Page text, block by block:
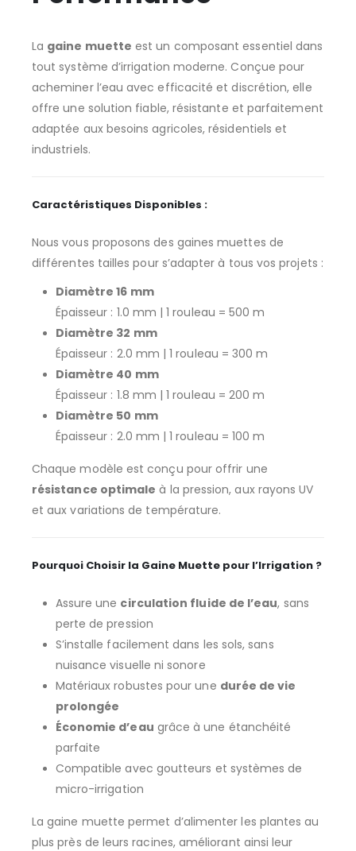
La gaine muette est un composant essentiel dans
tout système d’irrigation moderne. Conçue pour
acheminer l’eau avec efficacité et discrétion, elle
offre une solution fiable, résistante et parfaitement
adaptée aux besoins agricoles, résidentiels et
industriels.
Caractéristiques Disponibles :
Nous vous proposons des gaines muettes de
différentes tailles pour s’adapter à tous vos projets :
Diamètre 16 mm
Épaisseur : 1.0 mm | 1 rouleau = 500 m
Diamètre 32 mm
Épaisseur : 2.0 mm | 1 rouleau = 300 m
Diamètre 40 mm
Épaisseur : 1.8 mm | 1 rouleau = 200 m
Diamètre 50 mm
Épaisseur : 2.0 mm | 1 rouleau = 100 m
Chaque modèle est conçu pour offrir une
résistance optimale à la pression, aux rayons UV
et aux variations de température.
Pourquoi Choisir la Gaine Muette pour l’Irrigation ?
Assure une circulation fluide de l’eau, sans
perte de pression
S’installe facilement dans les sols, sans
nuisance visuelle ni sonore
Matériaux robustes pour une durée de vie
prolongée
Économie d’eau grâce à une étanchéité
parfaite
Compatible avec goutteurs et systèmes de
micro-irrigation
La gaine muette permet d’alimenter les plantes au
plus près de leurs racines, améliorant ainsi leur